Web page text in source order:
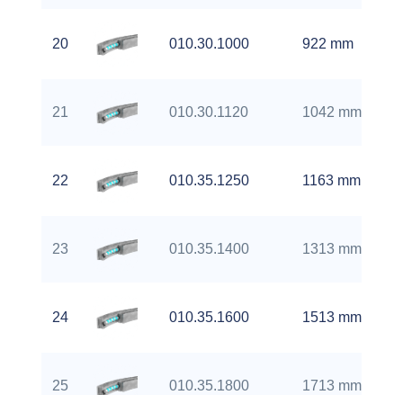
20 010.30.1000 922 mm
21 010.30.1120 1042 mm
22 010.35.1250 1163 mm
23 010.35.1400 1313 mm
24 010.35.1600 1513 mm
25 010.35.1800 1713 mm